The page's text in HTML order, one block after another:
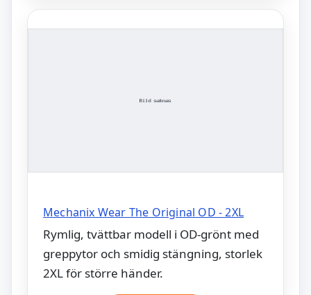
Mechanix Wear The Original OD - 2XL
Rymlig, tvättbar modell i OD-grönt med
greppytor och smidig stängning, storlek
2XL för större händer.